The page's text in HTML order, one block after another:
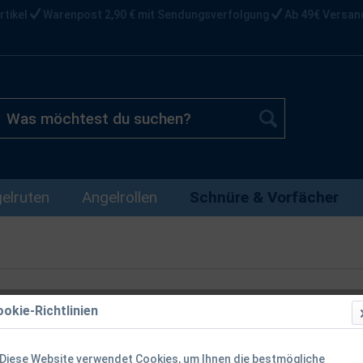
Warenpost 2,90 € mit Sendungsverfolgung Ab 49€
Angelrollen Schnüre & Vorfächer
Balzer Iron
Richtlinien
Diese Website verwendet Cookies, um Ihnen die bestmögliche